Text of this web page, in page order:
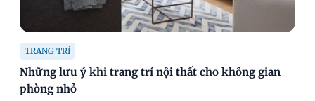
TRANG TRÍ
Những lưu ý khi trang trí nội thất cho không gian
phòng nhỏ